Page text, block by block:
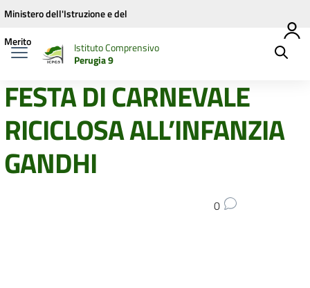
Vai ai contenuti
Vai al menu di navigazione
Vai al footer
Ministero dell'Istruzione e del
Merito
Istituto Comprensivo
Perugia 9
FESTA DI CARNEVALE
RICICLOSA ALL’INFANZIA
GANDHI
0